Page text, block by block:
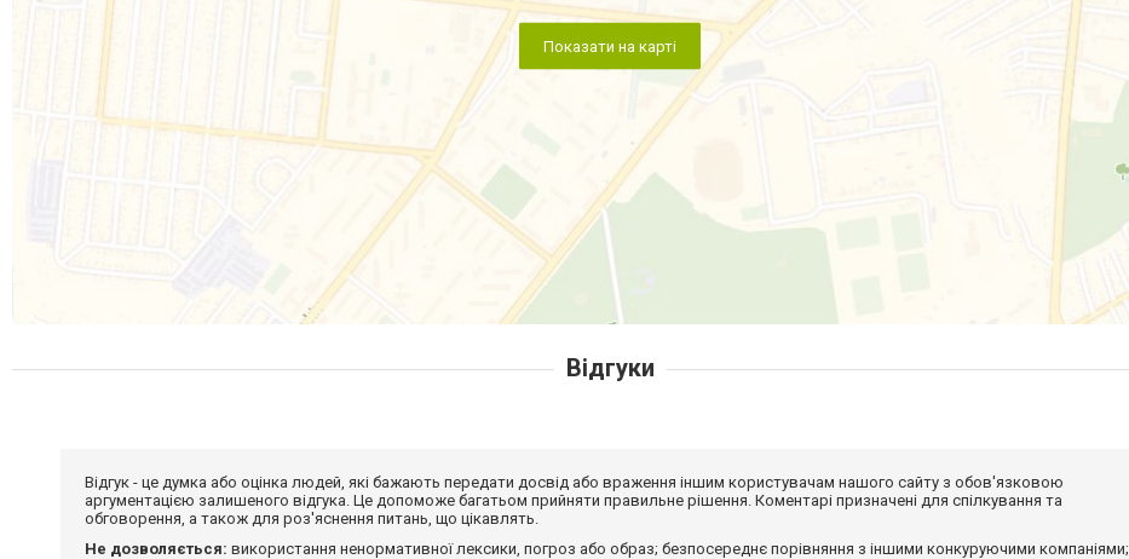
Показати на карті
Відгуки
Відгук - це думка або оцінка людей, які бажають передати досвід або враження іншим користувачам нашого сайту з обов'язковою
аргументацією залишеного відгука. Це допоможе багатьом прийняти правильне рішення. Коментарі призначені для спілкування та
обговорення, а також для роз'яснення питань, що цікавлять.
Не дозволяється: використання ненормативної лексики, погроз або образ; безпосереднє порівняння з іншими конкуруючими компаніями;